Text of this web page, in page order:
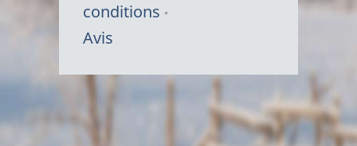
conditions
Avis
Symbole
Canada